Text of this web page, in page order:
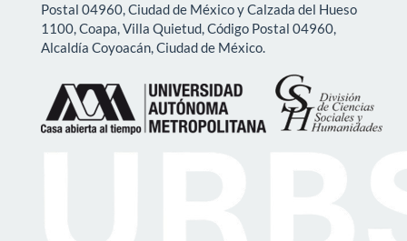
Postal 04960, Ciudad de México y Calzada del Hueso
1100, Coapa, Villa Quietud, Código Postal 04960,
Alcaldía Coyoacán, Ciudad de México.